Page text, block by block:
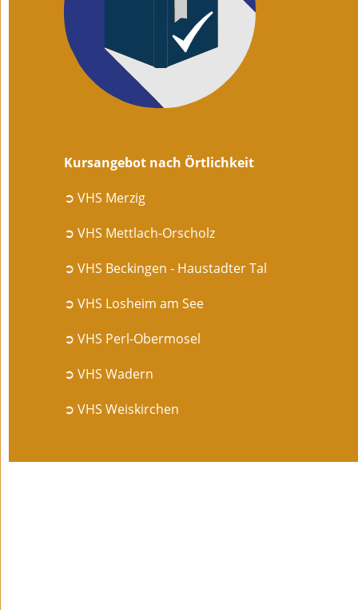
Kursangebot nach Örtlichkeit
➲ VHS Merzig
➲ VHS Mettlach-Orscholz
➲ VHS Beckingen - Haustadter Tal
➲ VHS Losheim am See
➲ VHS Perl-Obermosel
➲ VHS Wadern
➲ VHS Weiskirchen